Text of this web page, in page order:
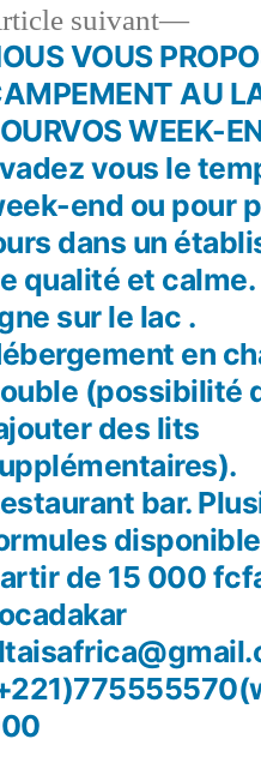
suivant
Article
VOUS
AU
WEEK-
vous le
end ou pour
dans un
qualité et
sur le lac .
en
(possibilité
des lits
bar.
de 15 000